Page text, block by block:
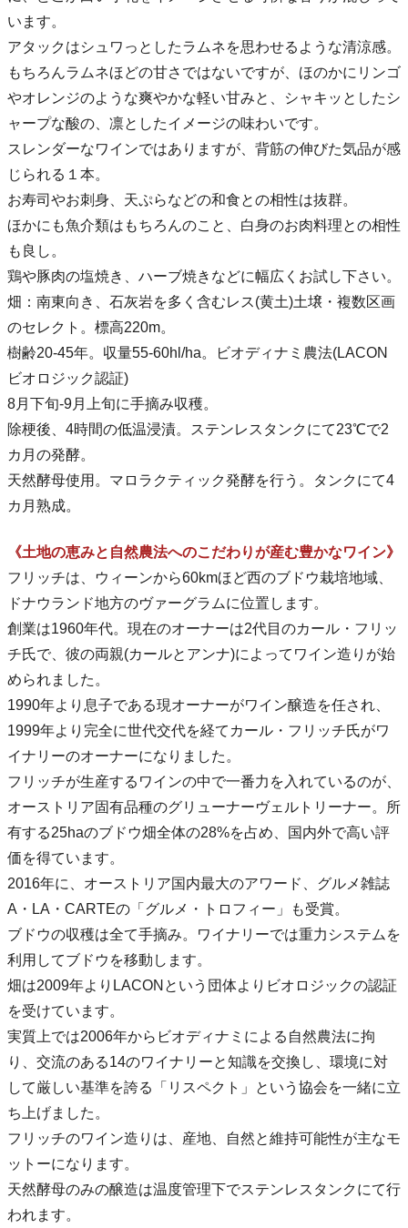
います。
アタックはシュワっとしたラムネを思わせるような清涼感。
もちろんラムネほどの甘さではないですが、ほのかにリンゴ
やオレンジのような爽やかな軽い甘みと、シャキッとしたシ
ャープな酸の、凛としたイメージの味わいです。
スレンダーなワインではありますが、背筋の伸びた気品が感
じられる１本。
お寿司やお刺身、天ぷらなどの和食との相性は抜群。
ほかにも魚介類はもちろんのこと、白身のお肉料理との相性
も良し。
鶏や豚肉の塩焼き、ハーブ焼きなどに幅広くお試し下さい。
畑：南東向き、石灰岩を多く含むレス(黄土)土壌・複数区画
のセレクト。標高220m。
樹齢20-45年。収量55-60hl/ha。ビオディナミ農法(LACON
ビオロジック認証)
8月下旬-9月上旬に手摘み収穫。
除梗後、4時間の低温浸漬。ステンレスタンクにて23℃で2
カ月の発酵。
天然酵母使用。マロラクティック発酵を行う。タンクにて4
カ月熟成。
《土地の恵みと自然農法へのこだわりが産む豊かなワイン》
フリッチは、ウィーンから60kmほど西のブドウ栽培地域、
ドナウランド地方のヴァーグラムに位置します。
創業は1960年代。現在のオーナーは2代目のカール・フリッ
チ氏で、彼の両親(カールとアンナ)によってワイン造りが始
められました。
1990年より息子である現オーナーがワイン醸造を任され、
1999年より完全に世代交代を経てカール・フリッチ氏がワ
イナリーのオーナーになりました。
フリッチが生産するワインの中で一番力を入れているのが、
オーストリア固有品種のグリューナーヴェルトリーナー。所
有する25haのブドウ畑全体の28%を占め、国内外で高い評
価を得ています。
2016年に、オーストリア国内最大のアワード、グルメ雑誌
A・LA・CARTEの「グルメ・トロフィー」も受賞。
ブドウの収穫は全て手摘み。ワイナリーでは重力システムを
利用してブドウを移動します。
畑は2009年よりLACONという団体よりビオロジックの認証
を受けています。
実質上では2006年からビオディナミによる自然農法に拘
り、交流のある14のワイナリーと知識を交換し、環境に対
して厳しい基準を誇る「リスペクト」という協会を一緒に立
ち上げました。
フリッチのワイン造りは、産地、自然と維持可能性が主なモ
ットーになります。
天然酵母のみの醸造は温度管理下でステンレスタンクにて行
われます。